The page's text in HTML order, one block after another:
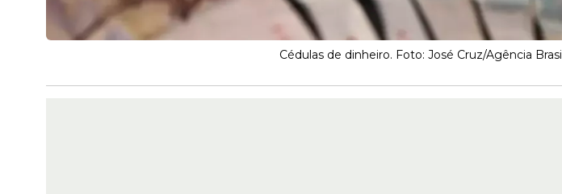
Cédulas de dinheiro. Foto: José Cruz/Agência